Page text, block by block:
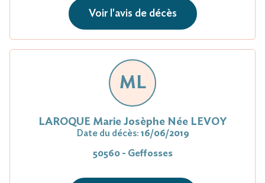
Voir l'avis de décès
ML
LAROQUE Marie Josèphe Née LEVOY
Date du décès: 16/06/2019
50560 - Geffosses